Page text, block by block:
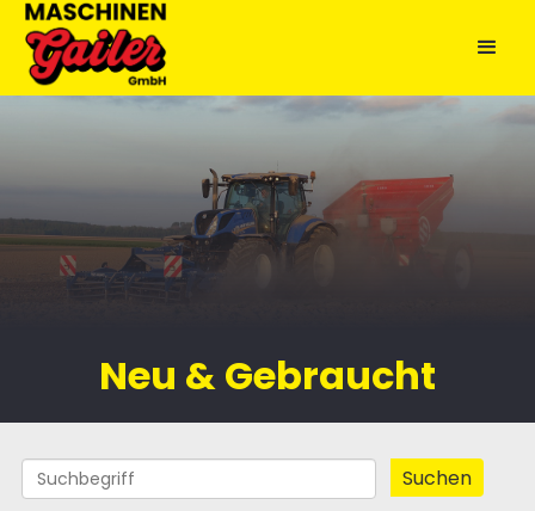
Neu & Gebraucht